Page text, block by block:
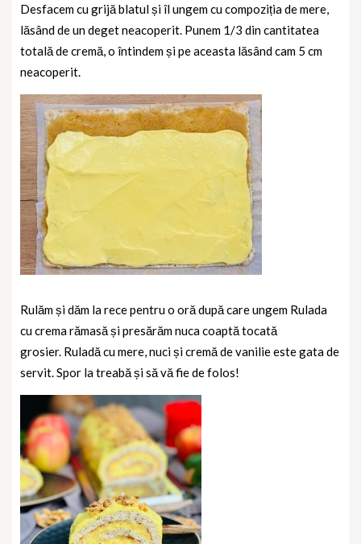
Desfacem cu grijă blatul și îl ungem cu compoziția de mere,
lăsând de un deget neacoperit. Punem 1/3 din cantitatea
totală de cremă, o întindem și pe aceasta lăsând cam 5 cm
neacoperit.
Rulăm și dăm la rece pentru o oră după care ungem Rulada
cu crema rămasă și presărăm nuca coaptă tocată
grosier. Ruladă cu mere, nuci și cremă de vanilie este gata de
servit. Spor la treabă și să vă fie de folos!